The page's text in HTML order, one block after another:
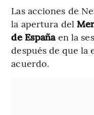
Las acciones de
la apertura del
de España en la
después de que la
acuerdo.